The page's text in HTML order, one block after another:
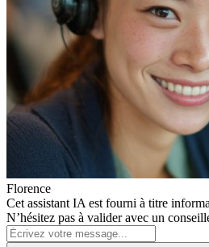
Florence
Cet assistant IA est fourni à titre
N’hésitez pas à valider avec un